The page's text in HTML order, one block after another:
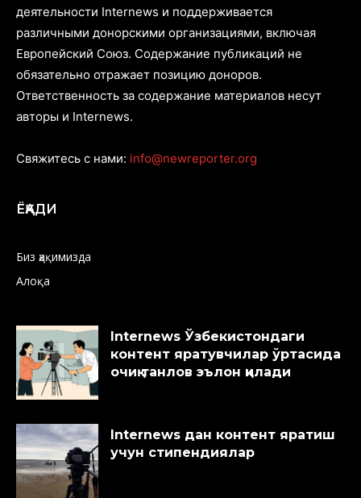
деятельности Internews и поддерживается
различными донорскими организациями, включая
Европейский Союз. Содержание публикаций не
обязательно отражает позицию доноров.
Ответственность за содержание материалов несут
авторы и Internews.
Свяжитесь с нами: info@newreporter.org
ЁҚАДИ
Биз ҳақимизда
Алоқа
Internews Ўзбекистондаги
контент яратувчилар ўртасида
очиқ танлов эълон қилади
Internews дан контент яратиш
учун стипендиялар